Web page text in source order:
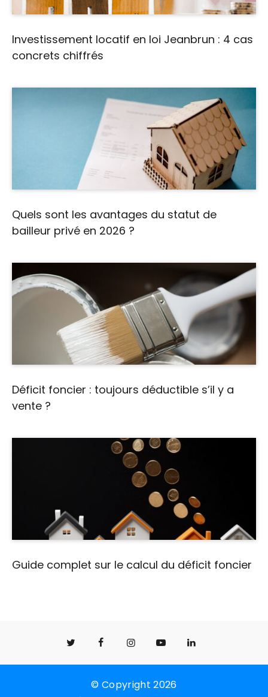
Investissement locatif en loi Jeanbrun : 4 cas
concrets chiffrés
Quels sont les avantages du statut de
bailleur privé en 2026 ?
Déficit foncier : toujours déductible s’il y a
vente ?
Guide complet sur le calcul du déficit foncier
© Copyright 2026